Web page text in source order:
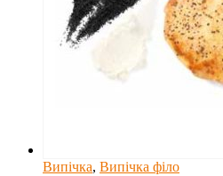
Випічка, Випічка філо